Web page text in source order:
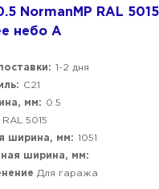
NormanMP RAL 5015
небо A
1-2 дня
C21
мм:
0.5
RAL 5015
ширина, мм: 1051
ширина, мм:
Для гаража